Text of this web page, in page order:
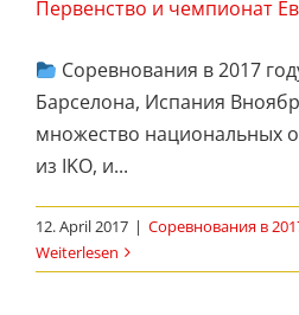
Первенство и чемпионат
Соревнования в 2017
Барселона, Испания
множество национальных
из IKO, и...
12. April 2017 | Соревнования в
Weiterlesen